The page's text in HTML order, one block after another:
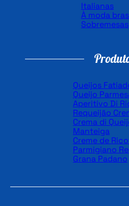
Italianas
À moda
Sobremesas
Queijos
Queijo
Aperitivo Di
Requeijão
Crema di
Manteiga
Creme de
Parmigiano
Grana Padano